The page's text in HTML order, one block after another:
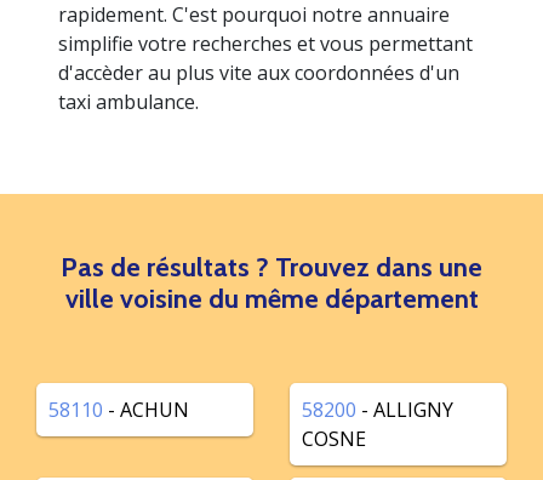
rapidement. C'est pourquoi notre annuaire
simplifie votre recherches et vous permettant
d'accèder au plus vite aux coordonnées d'un
taxi ambulance.
Pas de résultats ? Trouvez dans une
ville voisine du même département
58110 - ACHUN 58200 - ALLIGNY
COSNE